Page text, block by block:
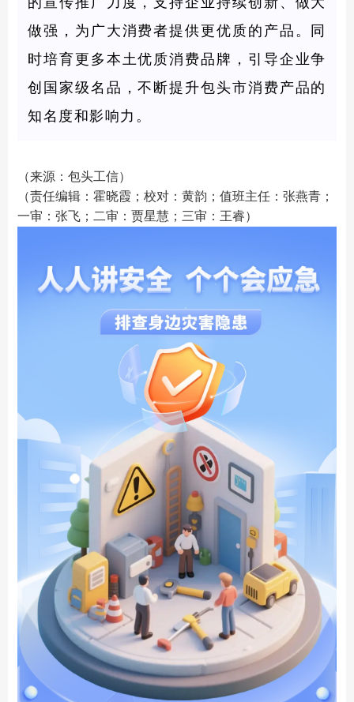
做强，为广大消费者提供更优质的产品。同
时培育更多本土优质消费品牌，引导企业争
创国家级名品，不断提升包头市消费产品的
知名度和影响力。
（来源：包头工信）
（责任编辑：霍晓霞；校对：黄韵；值班主任：张燕青；
一审：张飞；二审：贾星慧；三审：王睿）